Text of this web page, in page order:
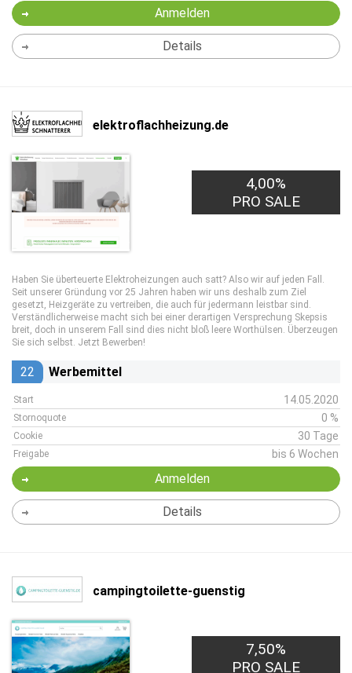
Anmelden
Details
elektroflachheizung.de
10,00€
PRO LEAD
4,00%
PRO SALE
Haben Sie überteuerte Elektroheizungen auch satt? Also wir auf jeden Fall.
Seit unserer Gründung vor 25 Jahren haben wir uns deshalb zum Ziel
gesetzt, Heizgeräte zu vertreiben, die auch für jedermann leistbar sind.
Verständlicherweise macht sich bei einer derartigen Versprechung Skepsis
breit, doch in unserem Fall sind dies nicht bloß leere Worthülsen. Überzeugen
Sie sich selbst. Jetzt Bewerben!
22 Werbemittel
Start 14.05.2020
Stornoquote 0 %
Cookie 30 Tage
Freigabe bis 6 Wochen
Anmelden
Details
campingtoilette-guenstig
7,50%
PRO SALE